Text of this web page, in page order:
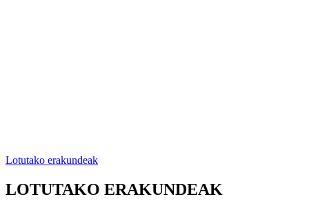
Lotutako erakundeak
LOTUTAKO ERAKUNDEAK